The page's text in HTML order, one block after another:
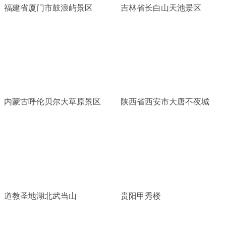
福建省厦门市鼓浪屿景区 吉林省长白山天池景区
内蒙古呼伦贝尔大草原景区 陕西省西安市大唐不夜城
道教圣地湖北武当山 贵阳甲秀楼